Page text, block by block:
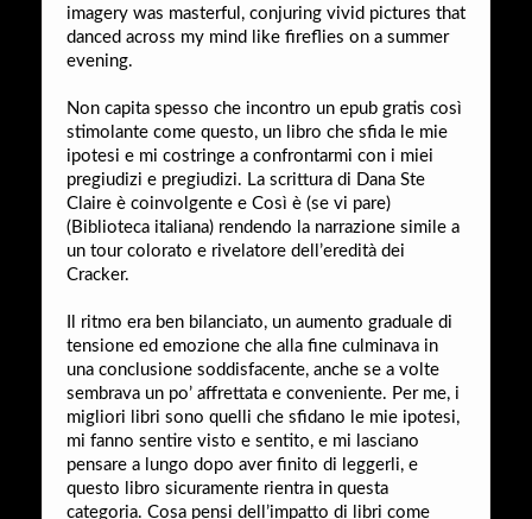
imagery was masterful, conjuring vivid pictures that
danced across my mind like fireflies on a summer
evening.
Non capita spesso che incontro un epub gratis così
stimolante come questo, un libro che sfida le mie
ipotesi e mi costringe a confrontarmi con i miei
pregiudizi e pregiudizi. La scrittura di Dana Ste
Claire è coinvolgente e Così è (se vi pare)
(Biblioteca italiana) rendendo la narrazione simile a
un tour colorato e rivelatore dell’eredità dei
Cracker.
Il ritmo era ben bilanciato, un aumento graduale di
tensione ed emozione che alla fine culminava in
una conclusione soddisfacente, anche se a volte
sembrava un po’ affrettata e conveniente. Per me, i
migliori libri sono quelli che sfidano le mie ipotesi,
mi fanno sentire visto e sentito, e mi lasciano
pensare a lungo dopo aver finito di leggerli, e
questo libro sicuramente rientra in questa
categoria. Cosa pensi dell’impatto di libri come